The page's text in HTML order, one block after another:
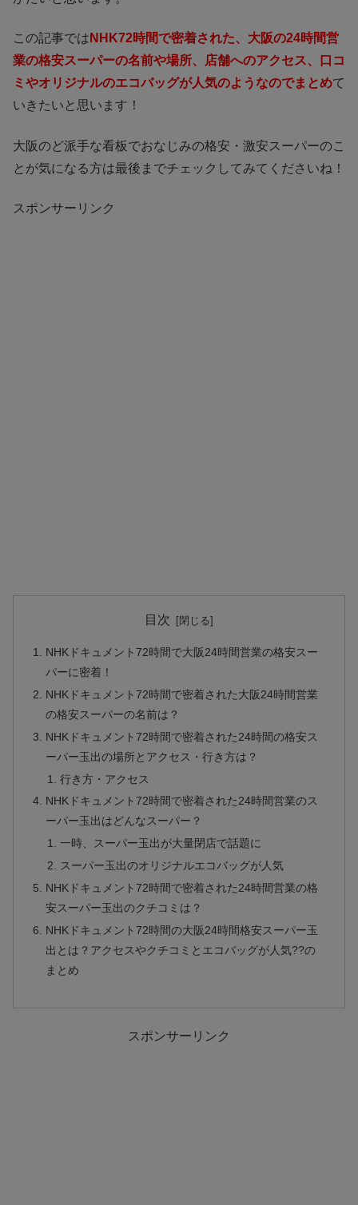
この記事では NHK72時間で密着された、大阪の24時間営
業の格安スーパーの名前や場所、店舗へのアクセス、口コ
ミやオリジナルのエコバッグが人気のようなのでまとめて
いきたいと思います！
大阪のど派手な看板でおなじみの格安・激安スーパーのこ
とが気になる方は最後までチェックしてみてくださいね！
スポンサーリンク
目次
NHKドキュメント72時間で大阪24時間営業の格安スー
パーに密着！
NHKドキュメント72時間で密着された大阪24時間営業
の格安スーパーの名前は？
NHKドキュメント72時間で密着された24時間の格安ス
ーパー玉出の場所とアクセス・行き方は？
行き方・アクセス
NHKドキュメント72時間で密着された24時間営業のス
ーパー玉出はどんなスーパー？
一時、スーパー玉出が大量閉店で話題に
スーパー玉出のオリジナルエコバッグが人気
NHKドキュメント72時間で密着された24時間営業の格
安スーパー玉出のクチコミは？
NHKドキュメント72時間の大阪24時間格安スーパー玉
出とは？アクセスやクチコミとエコバッグが人気??の
まとめ
スポンサーリンク